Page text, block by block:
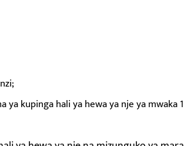
kupinga hali ya hewa ya nje ya mwaka 1